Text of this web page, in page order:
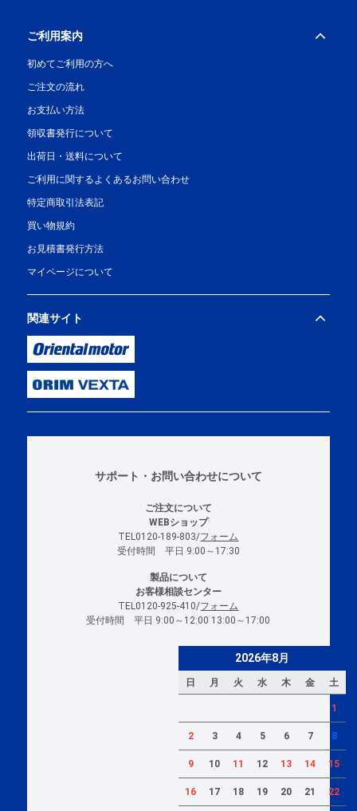
ご利用案内
初めてご利用の方へ
ご注文の流れ
お支払い方法
領収書発行について
出荷日・送料について
ご利用に関するよくあるお問い合わせ
特定商取引法表記
買い物規約
お見積書発行方法
マイページについて
関連サイト
サポート・お問い合わせについて
ご注文について
WEBショップ
TEL0120-189-803/フォーム
受付時間 平日 9:00～17:30
製品について
お客様相談センター
TEL0120-925-410/フォーム
受付時間 平日 9:00～12:00 13:00～17:00
2026年8月
日 月 火 水 木 金 土
1
2 3 4 5 6 7 8
9 10 11 12 13 14 15
16 17 18 19 20 21 22